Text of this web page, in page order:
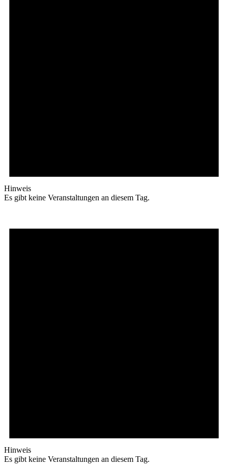
Hinweis
Es gibt keine Veranstaltungen an diesem Tag.
Hinweis
Es gibt keine Veranstaltungen an diesem Tag.